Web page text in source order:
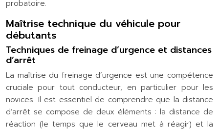
probatoire.
Maîtrise technique du véhicule pour
débutants
Techniques de freinage d’urgence et distances
d’arrêt
La maîtrise du freinage d’urgence est une compétence
cruciale pour tout conducteur, en particulier pour les
novices. Il est essentiel de comprendre que la distance
d’arrêt se compose de deux éléments : la distance de
réaction (le temps que le cerveau met à réagir) et la